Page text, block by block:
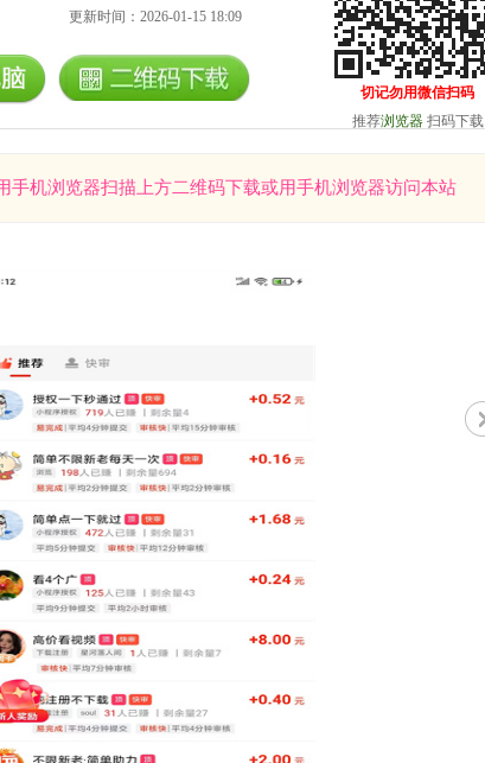
切记勿用微信扫码
推荐浏览器扫码下载
更新时间：2026-01-15 18:09
机浏览器扫描上方二维码下载或用手机浏览器访问本站